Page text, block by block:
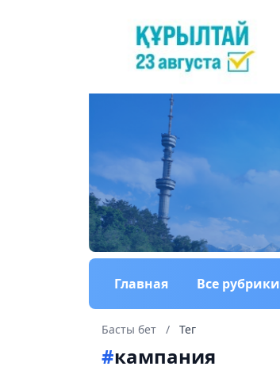
Главная Все рубрики
Басты бет / Тег
#кампания